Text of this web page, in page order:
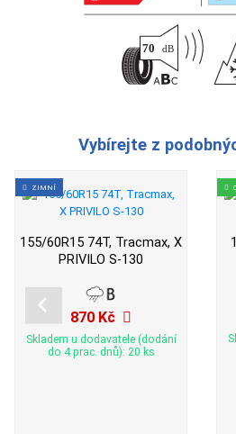
Vybírejte z
ZIMNÍ
155/60R15 74T, Tracmax, X
PRIVILO S-130
870 Kč
Skladem u dodavatele (dodání
do 4 prac. dnů): 20 ks